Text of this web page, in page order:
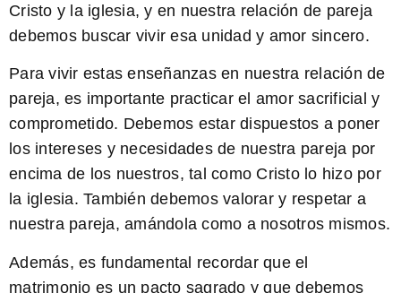
Cristo y la iglesia, y en nuestra relación de pareja
debemos buscar vivir esa unidad y amor sincero.
Para vivir estas enseñanzas en nuestra relación de
pareja, es importante practicar el amor sacrificial y
comprometido. Debemos estar dispuestos a poner
los intereses y necesidades de nuestra pareja por
encima de los nuestros, tal como Cristo lo hizo por
la iglesia. También debemos valorar y respetar a
nuestra pareja, amándola como a nosotros mismos.
Además, es fundamental recordar que el
matrimonio es un pacto sagrado y que debemos